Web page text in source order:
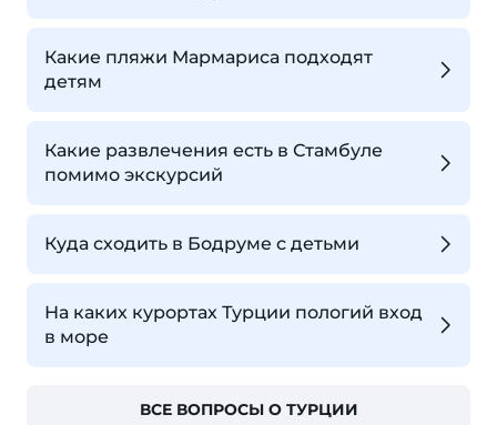
Какие пляжи Мармариса подходят
детям
Какие развлечения есть в Стамбуле
помимо экскурсий
Куда сходить в Бодруме с детьми
На каких курортах Турции пологий вход
в море
ВСЕ ВОПРОСЫ О ТУРЦИИ